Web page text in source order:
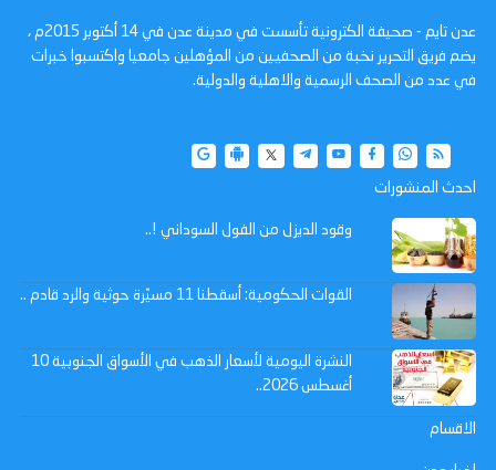
عدن تايم - صحيفة الكترونية تأسست في مدينة عدن في 14 أكتوبر 2015م ،
يضم فريق التحرير نخبة من الصحفيين من المؤهلين جامعيا واكتسبوا خبرات
في عدد من الصحف الرسمية والاهلية والدولية.
احدث المنشورات
وقود الديزل من الفول السوداني !..
القوات الحكومية: أسقطنا 11 مسيّرة حوثية والرد قادم ..
النشرة اليومية لأسعار الذهب في الأسواق الجنوبية 10
أغسطس 2026..
الاقسام